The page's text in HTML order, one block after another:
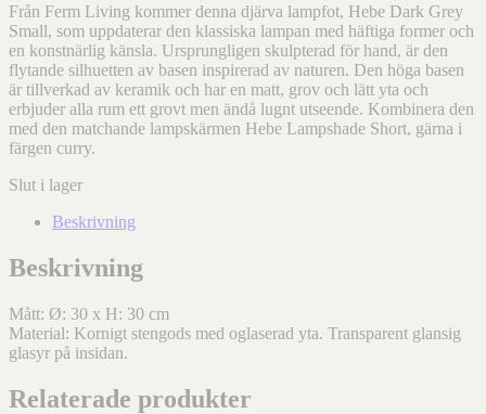
Från Ferm Living kommer denna djärva lampfot, Hebe Dark Grey
Small, som uppdaterar den klassiska lampan med häftiga former och
en konstnärlig känsla. Ursprungligen skulpterad för hand, är den
flytande silhuetten av basen inspirerad av naturen. Den höga basen
är tillverkad av keramik och har en matt, grov och lätt yta och
erbjuder alla rum ett grovt men ändå lugnt utseende. Kombinera den
med den matchande lampskärmen Hebe Lampshade Short, gärna i
färgen curry.
Slut i lager
Beskrivning
Beskrivning
Mått: Ø: 30 x H: 30 cm
Material: Kornigt stengods med oglaserad yta. Transparent glansig
glasyr på insidan.
Relaterade produkter